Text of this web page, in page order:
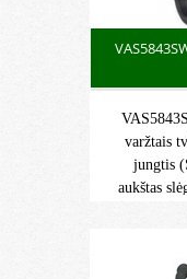
varžtais
jungtis
aukštas